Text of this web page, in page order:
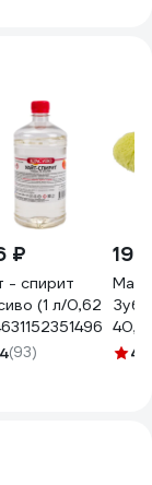
₽
- спирит
(1 л/0,62
(93)
40,
мм,4.6